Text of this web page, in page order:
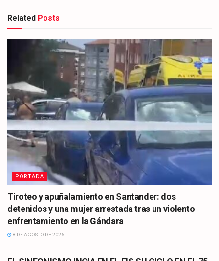
Related Posts
PORTADA
Tiroteo y apuñalamiento en Santander: dos
detenidos y una mujer arrestada tras un violento
enfrentamiento en la Gándara
8 DE AGOSTO DE 2026